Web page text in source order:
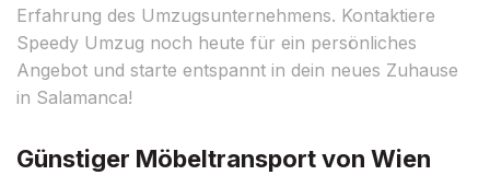
Erfahrung des Umzugsunternehmens. Kontaktiere
Speedy Umzug noch heute für ein persönliches
Angebot und starte entspannt in dein neues Zuhause
in Salamanca!
Günstiger Möbeltransport von Wien